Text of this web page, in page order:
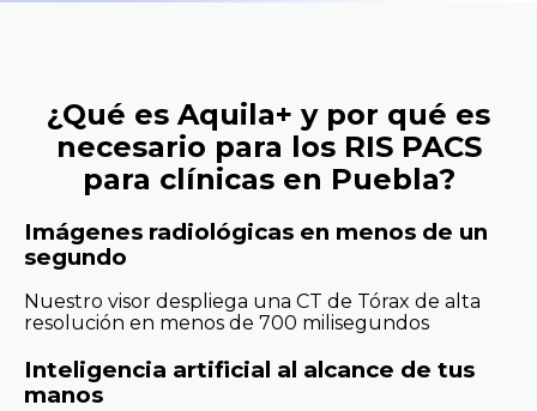
¿Qué es Aquila+ y por qué es
necesario para los RIS PACS
para clínicas en Puebla?
Imágenes radiológicas en menos de un
segundo
Nuestro visor despliega una CT de Tórax de alta
resolución en menos de 700 milisegundos
Inteligencia artificial al alcance de tus
manos